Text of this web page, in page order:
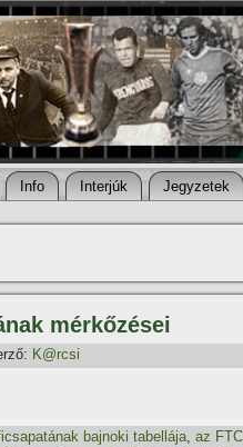
Info Interjúk Jegyzetek
mérkőzései
K@rcsi
bajnoki tabellája, az